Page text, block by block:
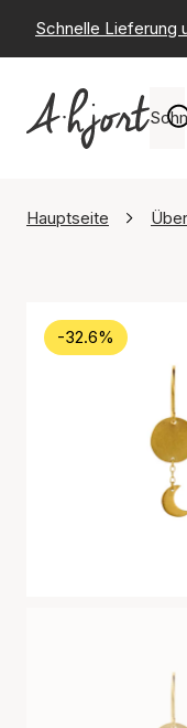
Schnelle Lieferung
Hauptseite
-32.6%